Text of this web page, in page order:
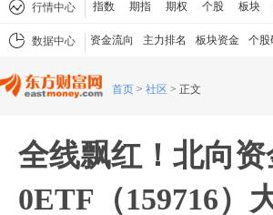
行情中心 指数 期指 期权 个股 板块
数据中心 资金流向 主力排名 板块资金 个股
首页 > 社区 > 正文
全线飘红！北向
0ETF（159716）